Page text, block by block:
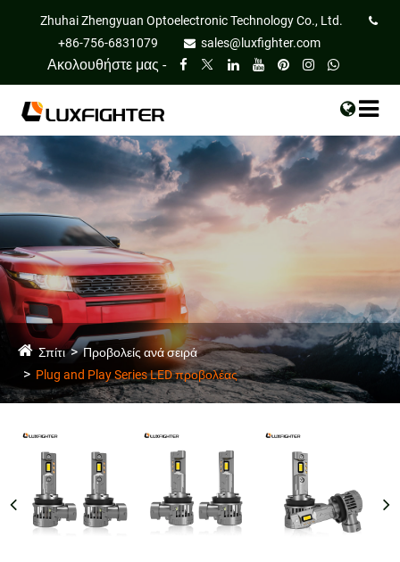
Zhuhai Zhengyuan Optoelectronic Technology Co., Ltd.
+86-756-6831079
sales@luxfighter.com
Ακολουθήστε μας -
Σπίτι
Προβολείς ανά σειρά
Plug and Play Series LED προβολέας